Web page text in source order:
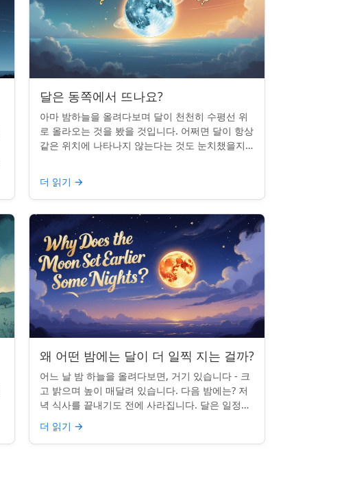
달은 동쪽에서 뜨나요?
아마 밤하늘을 올려다보며 달이 천천히 수평선 위
로 올라오는 것을 봤을 것입니다. 어쩌면 달이 항상
같은 위치에 나타나지 않는다는 것도 눈치챘을지
더 읽기 →
왜 어떤 밤에는 달이 더 일찍 지는 걸까?
어느 날 밤 하늘을 올려다보면, 거기 있습니다 - 크
고 밝으며 높이 매달려 있습니다. 다음 밤에는? 저
녁 식사를 끝내기도 전에 사라집니다. 달은 일정한
취침 시간을 지키지 않으며, 그럴 만한 좋은 이유가
있습니다. ...
더 읽기 →